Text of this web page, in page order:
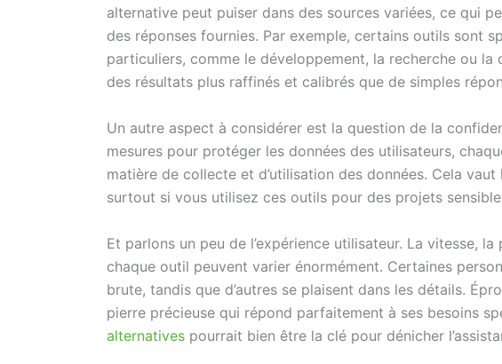
alternative peut puiser dans des sources variées, ce qui
des réponses fournies. Par exemple, certains outils sont
particuliers, comme le développement, la recherche ou
des résultats plus raffinés et calibrés que de simples
Un autre aspect à considérer est la question de la
mesures pour protéger les données des utilisateurs,
matière de collecte et d’utilisation des données. Cela
surtout si vous utilisez ces outils pour des projets
Et parlons un peu de l’expérience utilisateur. La vitesse,
chaque outil peuvent varier énormément. Certaines
brute, tandis que d’autres se plaisent dans les détails.
pierre précieuse qui répond parfaitement à ses besoins
alternatives pourrait bien être la clé pour dénicher